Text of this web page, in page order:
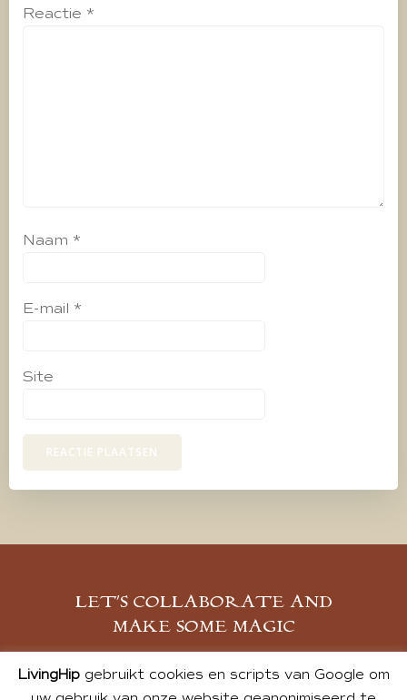
Reactie *
Naam *
E-mail *
Site
LET’S COLLABORATE AND
MAKE SOME MAGIC
MELD JE AAN
LivingHipgebruikt cookies en scripts van Google om